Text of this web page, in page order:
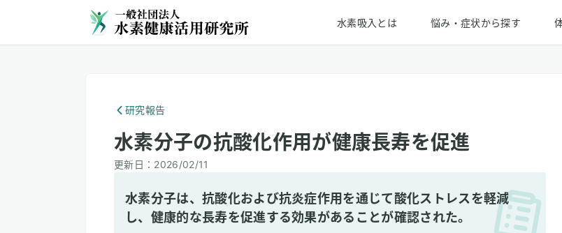
水素吸入とは 悩み・症状から探す
研究報告
水素分子の抗酸化作用が健康長寿を促進
更新日： 2026/02/11
水素分子は、抗酸化および抗炎症作用を通じて酸化ストレスを軽減
し、健康的な長寿を促進する効果があることが確認された。